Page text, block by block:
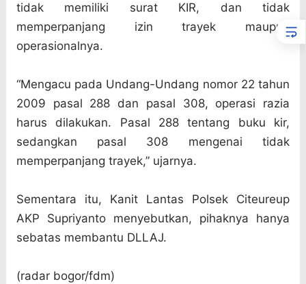
tidak memiliki surat KIR, dan tidak
memperpanjang izin trayek maupun
operasionalnya.
“Mengacu pada Undang-Undang nomor 22 tahun
2009 pasal 288 dan pasal 308, operasi razia
harus dilakukan. Pasal 288 tentang buku kir,
sedangkan pasal 308 mengenai tidak
memperpanjang trayek,” ujarnya.
Sementara itu, Kanit Lantas Polsek Citeureup
AKP Supriyanto menyebutkan, pihaknya hanya
sebatas membantu DLLAJ.
(radar bogor/fdm)